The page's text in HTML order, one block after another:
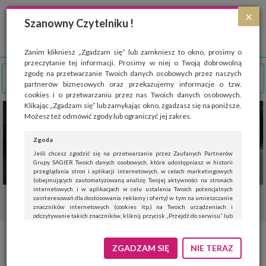
×
Szanowny Czytelniku !
Zanim klikniesz „Zgadzam się” lub zamkniesz to okno, prosimy o
przeczytanie tej informacji. Prosimy w niej o Twoją dobrowolną
zgodę na przetwarzanie Twoich danych osobowych przez naszych
partnerów biznesowych oraz przekazujemy informacje o tzw.
cookies i o przetwarzaniu przez nas Twoich danych osobowych.
Klikając „Zgadzam się” lub zamykając okno, zgadzasz się na poniższe.
Możesz też odmówić zgody lub ograniczyć jej zakres.
Zgoda
Jeśli chcesz zgodzić się na przetwarzanie przez Zaufanych Partnerów
Grupy SAGIER Twoich danych osobowych, które udostępniasz w historii
przeglądania stron i aplikacji internetowych, w celach marketingowych
(obejmujących zautomatyzowaną analizę Twojej aktywności na stronach
internetowych i w aplikacjach w celu ustalenia Twoich potencjalnych
zainteresowań dla dostosowania reklamy i oferty) w tym na umieszczanie
znaczników internetowych (cookies itp.) na Twoich urządzeniach i
odczytywanie takich znaczników, kliknij przycisk „Przejdź do serwisu” lub
Jeśli nie chcesz wyrazić zgody, kliknij „Nie teraz”.
Wyrażenie zgody jest dobrowolne. Możesz edytować zakres zgody, w tym
ZGADZAM SIĘ NIE TERAZ
Strona wykorzystuje pliki cookies, które służą głównie do celów statystycznych.
Wyrażając zgodę na używanie 'cookies', zezwalasz na zapisanie ich w pamięci
przeglądarki. Przejdź do
polityki cookies
Te nietypowe znaleziska z